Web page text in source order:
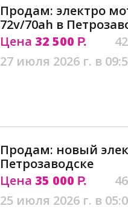
Продам: электро
72v/70ah в
Цена 32 500 Р.
27 июля 2026 г. в
Продам: новый
Петрозаводске
Цена 35 000 Р.
25 июля 2026 г. в